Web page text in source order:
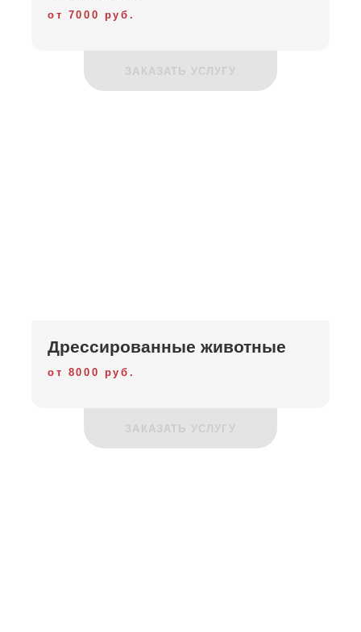
от 7000 руб.
ЗАКАЗАТЬ УСЛУГУ
Дрессированные животные
от 8000 руб.
ЗАКАЗАТЬ УСЛУГУ